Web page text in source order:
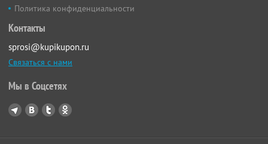
Политика конфиденциальности
Контакты
sprosi@kupikupon.ru
Связаться с нами
Мы в Соцсетях